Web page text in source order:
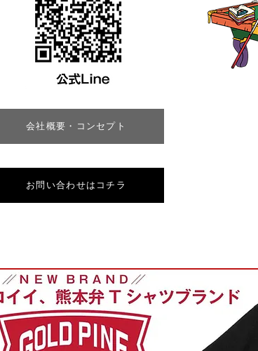
会社概要・コンセプト
お問い合わせはコチラ